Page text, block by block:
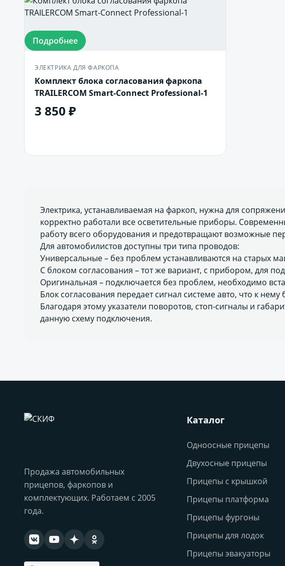
Подробнее
ЭЛЕКТРИКА ДЛЯ ФАРКОПА
Комплект блока согласования фаркопа
TRAILERCOM Smart-Connect Professional-1
3 850 ₽
Электрика, устанавливаемая на фаркоп, нужна для
корректно работали все осветительные приборы.
работу всего оборудования и предотвращают возможные
Для автомобилистов доступны три типа проводов:
Универсальные – без проблем устанавливаются на старых
С блоком согласования – тот же вариант, c прибором, для
Оригинальная – подключается без проблем, необходимо
Блок согласования передает сигнал системе авто, что к
Благодаря этому указатели поворотов, стоп-сигналы и
данную схему подключения.
Продажа автомобильных
прицепов, фаркопов и
комплектующих. Работаем с 2005
года.
Каталог
Одноосные прицепы
Двухосные прицепы
Прицепы с крышкой
Прицепы платформа
Прицепы фургоны
Прицепы для лодок
Прицепы эвакуаторы